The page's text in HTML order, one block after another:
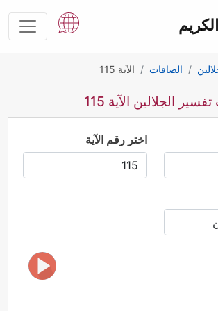
الصافات الآية 115
الجلالين الآية 115
اختر رقم الآية